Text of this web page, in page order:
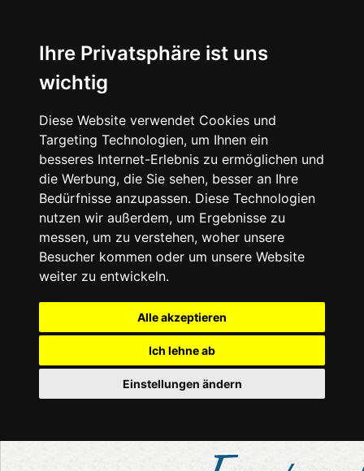
Ihre Privatsphäre ist uns
wichtig
Diese Website verwendet Cookies und
Targeting Technologien, um Ihnen ein
besseres Internet-Erlebnis zu ermöglichen und
die Werbung, die Sie sehen, besser an Ihre
Bedürfnisse anzupassen. Diese Technologien
nutzen wir außerdem, um Ergebnisse zu
messen, um zu verstehen, woher unsere
Besucher kommen oder um unsere Website
weiter zu entwickeln.
Alle akzeptieren
Ich lehne ab
Einstellungen ändern